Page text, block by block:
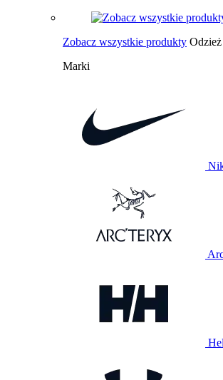
Zobacz wszystkie produkty Odzież
Marki